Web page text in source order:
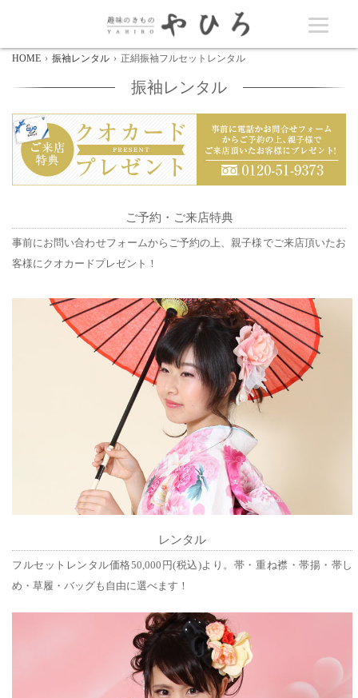
HOME 振袖レンタル 正絹振袖フルセットレンタル
振袖レンタル
ご予約・ご来店特典
事前にお問い合わせフォームからご予約の上、親子様でご来店頂いたお
客様にクオカードプレゼント！
レンタル
フルセットレンタル価格50,000円(税込)より。帯・重ね襟・帯揚・帯し
め・草履・バッグも自由に選べます！